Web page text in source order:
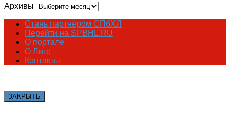
Архивы
Стань партнёром СПбХЛ
Перейти на SPBHL.RU
О портале
О Лиге
Контакты
ЗАКРЫТЬ